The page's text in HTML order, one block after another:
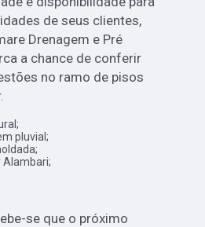
de seus clientes,
Drenagem e Pré
a chance de conferir
no ramo de pisos
pluvial;
Alambari;
se que o próximo